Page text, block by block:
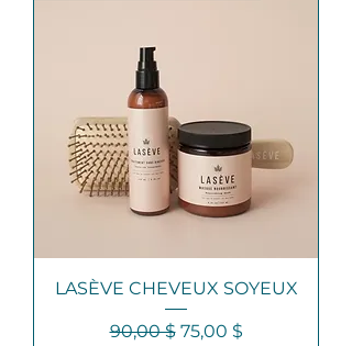
LASÈVE CHEVEUX SOYEUX
Prix original
90,00 $ Prix promotionnel
75,00 $